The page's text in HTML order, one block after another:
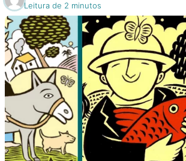
Livros
Resenhas
Clube de Leitores
Listas
Como ler?
Leitura de 2 minutos